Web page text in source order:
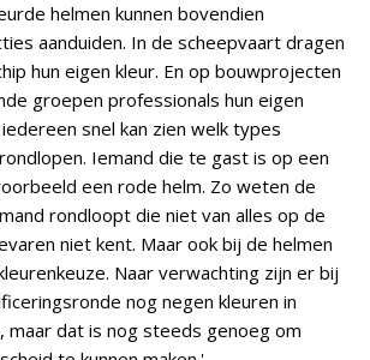
helmen kunnen bovendien
aanduiden. In de scheepvaart dragen
hun eigen kleur. En op bouwprojecten
groepen professionals hun eigen
snel kan zien welk types
Iemand die te gast is op een
een rode helm. Zo weten de
rondloopt die niet van alles op de
niet kent. Maar ook bij de helmen
Naar verwachting zijn er bij
nog negen kleuren in
maar dat is nog steeds genoeg om